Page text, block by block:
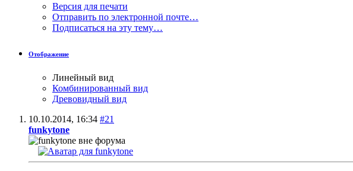
Версия для печати
Отправить по электронной почте…
Подписаться на эту тему…
Отображение
Линейный вид
Комбинированный вид
Древовидный вид
10.10.2014, 16:34 #21
funkytone